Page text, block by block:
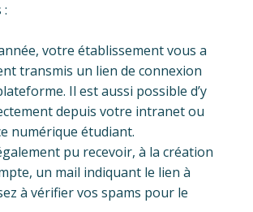
votre établissement vous a
transmis un lien de connexion
Il est aussi possible d’y
depuis votre intranet ou
numérique étudiant.
pu recevoir, à la création
un mail indiquant le lien à
à vérifier vos spams pour le